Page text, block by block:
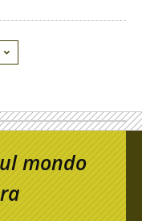
mondo